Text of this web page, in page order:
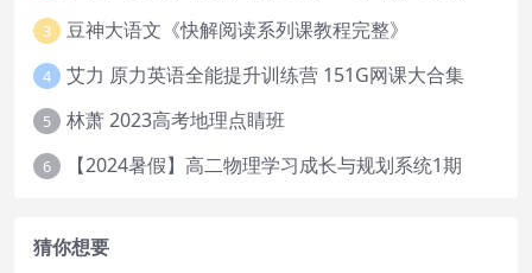
3 豆神大语文《快解阅读系列课教程完整》
4 艾力 原力英语全能提升训练营 151G网课大合集
5 林萧 2023高考地理点睛班
6 【2024暑假】高二物理学习成长与规划系统1期
猜你想要